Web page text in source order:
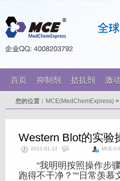
首页 抑制剂 拮抗剂 激
您的位置： MCE(MedChemExpress) >
Western Blot的实验
2021-01-12 MCE小
“我明明按照操作步骤
跑得不干净？”“日常羡